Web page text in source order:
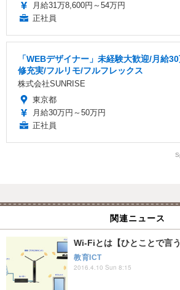
月給31万8,600円～54万円
正社員
「WEBデザイナー」未経験大歓迎/月給
修充実/フルリモ/フルフレックス
株式会社SUNRISE
東京都
月給30万円～50万円
正社員
関連ニュース
Wi-Fiとは【ひとことで言
教育ICT
2016.4.10 Sun 8:15